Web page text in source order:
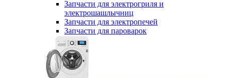
Запчасти для электрогриля и
электрошашлычниц
Запчасти для электропечей
Запчасти для пароварок